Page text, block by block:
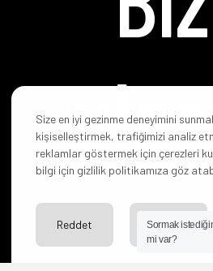
Hangi
veremediniz
Size en iyi gezinme deneyimini
kişiselleştirmek, trafiğimizi analiz
reklamlar göstermek için çerezleri
bilgi için gizlilik politikamıza göz
Ayarlar
Reddet
Sormak
mi var?